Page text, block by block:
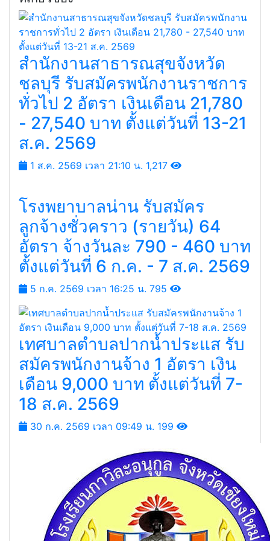
สำนักงานสาธารณสุขจังหวัด
ชลบุรี รับสมัครพนักงานราชการ
ทั่วไป 2 อัตรา เงินเดือน 21,780
- 27,540 บาท ตั้งแต่วันที่ 13-21
ส.ค. 2569
1 ส.ค. 2569 เวลา 21:10 น. 1,217
โรงพยาบาลน่าน รับสมัคร
ลูกจ้างชั่วคราว (รายวัน) 64
อัตรา จ้างวันละ 790 - 460 บาท
ตั้งแต่วันที่ 6 ก.ค. - 7 ส.ค. 2569
5 ก.ค. 2569 เวลา 16:25 น.
เทศบาลตำบลปากน้ำประแส รับ
สมัครพนักงานจ้าง 1 อัตรา เงิน
เดือน 9,000 บาท ตั้งแต่วันที่ 7-
18 ส.ค. 2569